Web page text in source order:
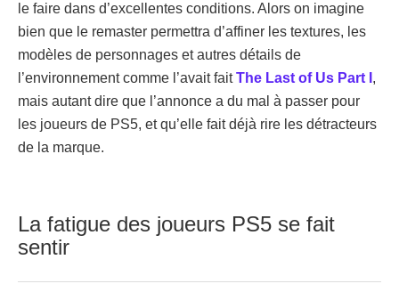
le faire dans d’excellentes conditions. Alors on imagine
bien que le remaster permettra d’affiner les textures, les
modèles de personnages et autres détails de
l’environnement comme l’avait faitThe Last of Us Part I ,
mais autant dire que l’annonce a du mal à passer pour
les joueurs de PS5, et qu’elle fait déjà rire les détracteurs
de la marque.
La fatigue des joueurs PS5 se fait
sentir